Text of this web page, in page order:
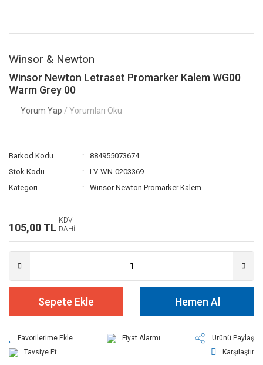
Winsor & Newton
Winsor Newton Letraset Promarker Kalem WG00
Warm Grey 00
Yorum Yap / Yorumları Oku
Barkod Kodu
884955073674
Stok Kodu
LV-WN-0203369
Kategori
Winsor Newton Promarker Kalem
105,00 TL
KDV
DAHİL
Sepete Ekle Hemen Al
Fiyat Alarmı
Ürünü Paylaş
Tavsiye Et
Karşılaştır